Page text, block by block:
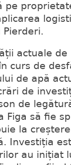
pe
actuale
curs de
de apă
de
de
să fie
la
Investiția
au inițiat